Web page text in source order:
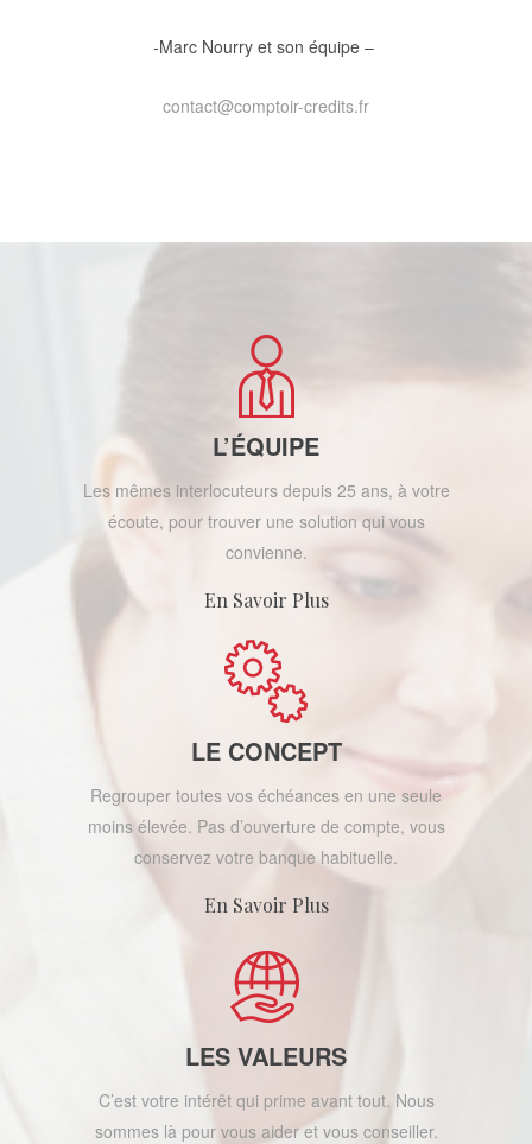
-Marc Nourry et son équipe –
contact@comptoir-credits.fr
L’ÉQUIPE
Les mêmes interlocuteurs depuis 25 ans, à votre
écoute, pour trouver une solution qui vous
convienne.
En Savoir Plus
LE CONCEPT
Regrouper toutes vos échéances en une seule
moins élevée. Pas d’ouverture de compte, vous
conservez votre banque habituelle.
En Savoir Plus
LES VALEURS
C’est votre intérêt qui prime avant tout. Nous
sommes là pour vous aider et vous conseiller.